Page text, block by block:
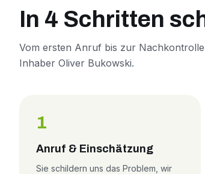
In 4 Schritten
Vom ersten Anruf bis zur
Inhaber Oliver Bukowski.
1
Anruf & Einschätzung
Sie schildern uns das Problem, wir